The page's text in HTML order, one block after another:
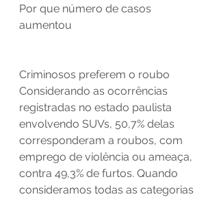
Por que número de casos
aumentou
Criminosos preferem o roubo
Considerando as ocorrências
registradas no estado paulista
envolvendo SUVs, 50,7% delas
corresponderam a roubos, com
emprego de violência ou ameaça,
contra 49,3% de furtos. Quando
consideramos todas as categorias